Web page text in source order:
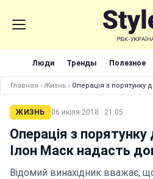
Люди Тренды Полезное
Главная › Жизнь › Операція з порятунку
ЖИЗНЬ 06 июля 2018 · 21:05
Операція з порятунку
Ілон Маск надасть
Відомий винахідник вважає,